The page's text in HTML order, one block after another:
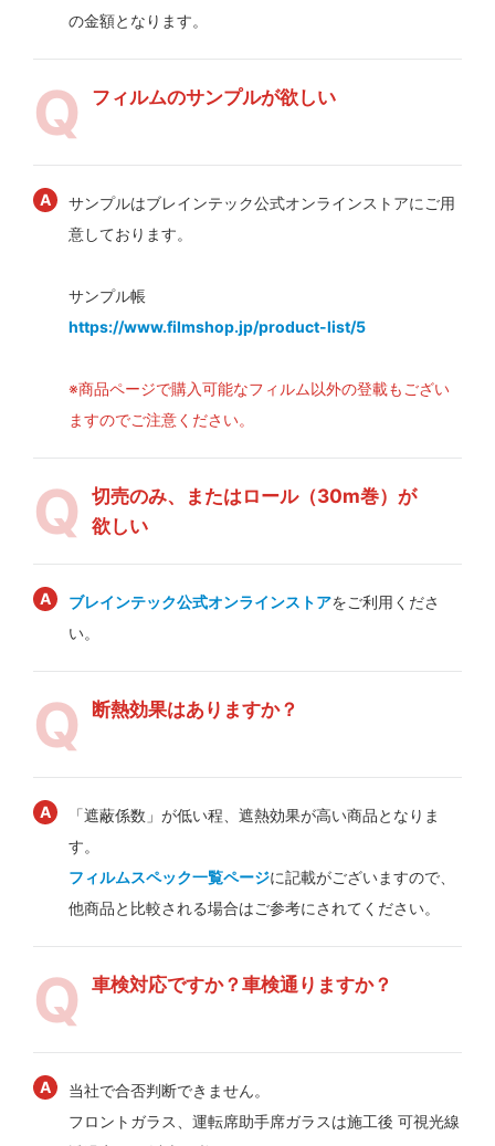
の金額となります。
フィルムのサンプルが欲しい
サンプルはブレインテック公式オンラインストアにご用
意しております。
サンプル帳
https://www.filmshop.jp/product-list/5
※商品ページで購入可能なフィルム以外の登載もござい
ますのでご注意ください。
切売のみ、またはロール（30m巻）が
欲しい
ブレインテック公式オンラインストアをご利用くださ
い。
断熱効果はありますか？
「遮蔽係数」が低い程、遮熱効果が高い商品となりま
す。
フィルムスペック一覧ページに記載がございますので、
他商品と比較される場合はご参考にされてください。
車検対応ですか？車検通りますか？
当社で合否判断できません。
フロントガラス、運転席助手席ガラスは施工後 可視光線